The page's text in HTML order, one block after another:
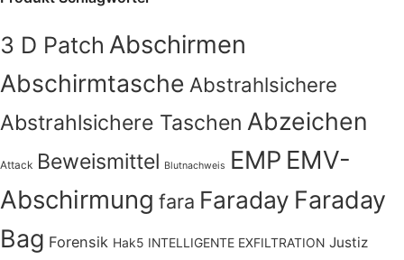
3 D Patch Abschirmen
Abschirmtasche Abstrahlsichere
Abstrahlsichere Taschen Abzeichen
Attack Beweismittel Blutnachweis EMP EMV-
Abschirmung fara Faraday Faraday
Bag Forensik Hak5 INTELLIGENTE EXFILTRATION Justiz